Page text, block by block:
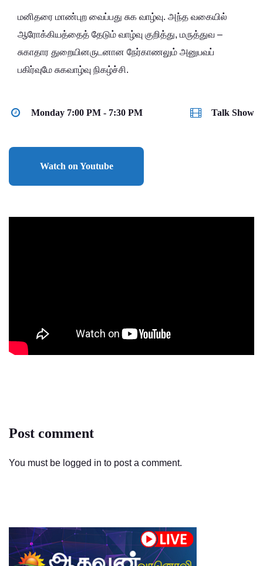
மனிதரை மாண்புற வைப்பது சுக வாழ்வு. அந்த வகையில்
ஆரோக்கியத்தைத் தேடும் வாழ்வு குறித்து, மருத்துவ –
சுகாதார துறையினருடனான நேர்காணலும் அனுபவப்
பகிர்வுமே சுகவாழ்வு நிகழ்ச்சி.
Monday 7:00 PM - 7:30 PM Talk Show
Watch on Youtube
Post comment
You must be logged in to post a comment.